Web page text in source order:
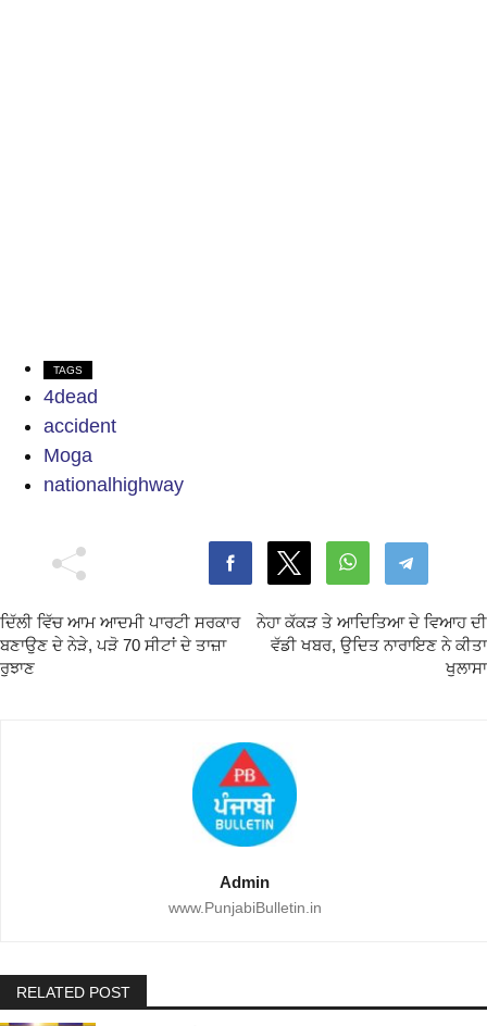
TAGS
4dead
accident
Moga
nationalhighway
ਦਿੱਲੀ ਵਿੱਚ ਆਮ ਆਦਮੀ ਪਾਰਟੀ ਸਰਕਾਰ
ਬਣਾਉਣ ਦੇ ਨੇੜੇ, ਪੜੋ 70 ਸੀਟਾਂ ਦੇ ਤਾਜ਼ਾ
ਰੁਝਾਣ
ਨੇਹਾ ਕੱਕੜ ਤੇ ਆਦਿਤਿਆ ਦੇ ਵਿਆਹ ਦੀ
ਵੱਡੀ ਖਬਰ, ਉਦਿਤ ਨਾਰਾਇਣ ਨੇ ਕੀਤਾ
ਖੁਲਾਸਾ
Admin
www.PunjabiBulletin.in
RELATED POST